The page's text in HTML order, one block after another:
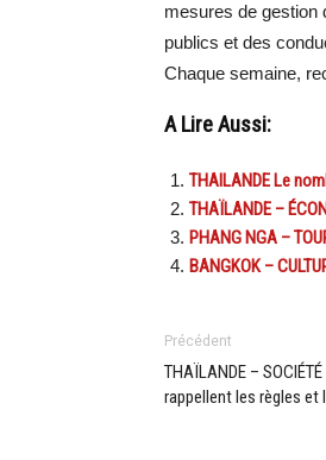
mesures de gestion
publics et des
Chaque semaine,
A Lire Aussi:
THAILANDE Le
THAÏLANDE –
PHANG NGA –
BANGKOK –
Précédent
THAÏLANDE –
rappellent les règles et